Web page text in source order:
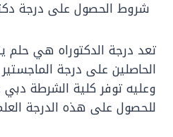
شروط الحصول على درجة
تعد درجة الدكتوراه هي حلم
الحاصلين على درجة
وعليه توفر كلية الشرطة
للحصول على هذه الدرجة